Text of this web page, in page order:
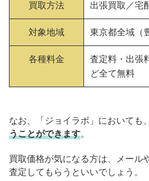
買取方法 出張買取／宅
対象地域 東京都全域（
各種料金
査定料・出張
ど全て無料
なお、「ジョイラボ」においても、
うことができます。
買取価格が気になる方は、メール
査定してもらうといいでしょう。